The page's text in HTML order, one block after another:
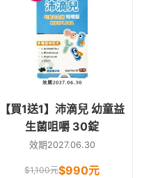
【買1送1】沛滴兒 幼童益
生菌咀嚼 30錠
效期2027.06.30
$1,100元$990元